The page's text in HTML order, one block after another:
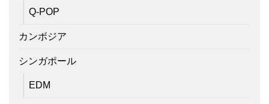
Q-POP
カンボジア
シンガポール
EDM